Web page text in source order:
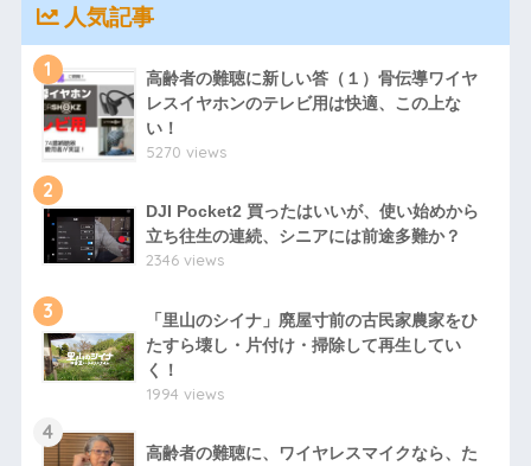
人気記事
1
高齢者の難聴に新しい答（１）骨伝導ワイヤ
レスイヤホンのテレビ用は快適、この上な
い！
5270 views
2
DJI Pocket2 買ったはいいが、使い始めから
立ち往生の連続、シニアには前途多難か？
2346 views
3
「里山のシイナ」廃屋寸前の古民家農家をひ
たすら壊し・片付け・掃除して再生してい
く！
1994 views
4
高齢者の難聴に、ワイヤレスマイクなら、た